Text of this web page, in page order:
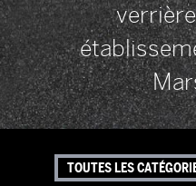
TOUTES LES